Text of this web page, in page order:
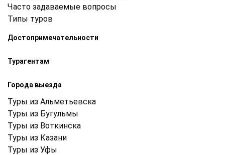
Часто задаваемые вопросы
Типы туров
Достопримечательности
Турагентам
Города выезда
Туры из Альметьевска
Туры из Бугульмы
Туры из Воткинска
Туры из Казани
Туры из Уфы